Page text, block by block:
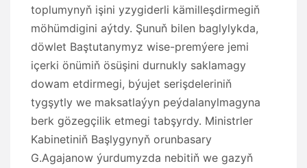
toplumynyň işini yzygiderli kämilleşdirmegiň
möhümdigini aýtdy. Şunuň bilen baglylykda,
döwlet Baştutanymyz wise-premýere jemi
içerki önümiň ösüşini durnukly saklamagy
dowam etdirmegi, býujet serişdeleriniň
tygşytly we maksatlaýyn peýdalanylmagyna
berk gözegçilik etmegi tabşyrdy. Ministrler
Kabinetiniň Başlygynyň orunbasary
G.Agajanow ýurdumyzda nebitiň we gazyň